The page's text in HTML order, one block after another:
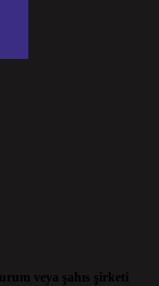
veya şahıs şirketi